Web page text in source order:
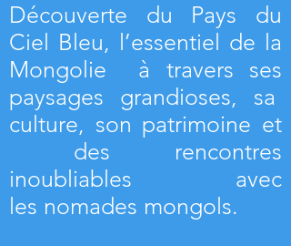
Découverte du Pays du
Ciel Bleu, l’essentiel de la
Mongolie à travers ses
paysages grandioses, sa
culture, son patrimoine et
des rencontres
inoubliables avec
les nomades mongols.